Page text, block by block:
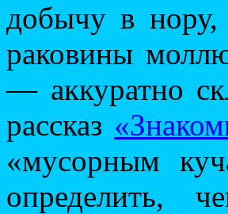
добычу в нору,
раковины
— аккуратно
рассказ
«мусорным
определить,